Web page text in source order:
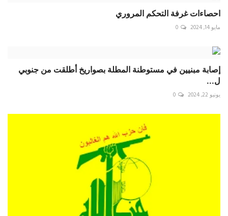
احصاءات غرفة التحكم المروري
مايو 14, 2024 0
إصابة مبنيين في مستوطنة المطلة بصواريخ أطلقت من جنوبي
ل...
يونيو 22, 2024 0